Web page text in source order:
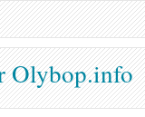
Olybop.info